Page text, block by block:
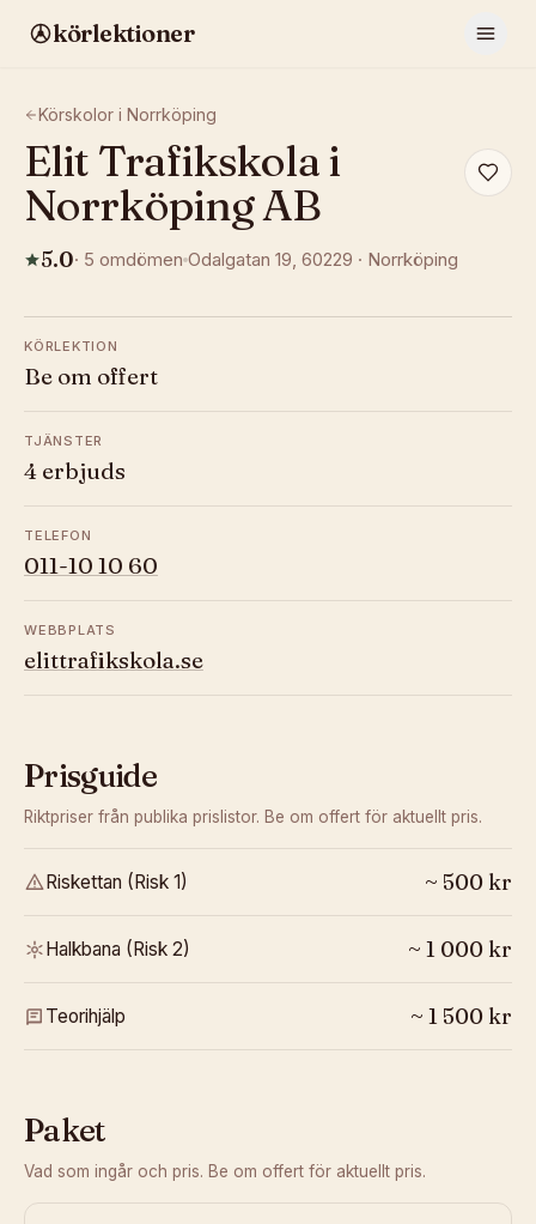
körlektioner
Körskolor i Norrköping
Elit Trafikskola i
Norrköping AB
5.0· 5 omdömen Odalgatan 19, 60229 · Norrköping
KÖRLEKTION
Be om offert
TJÄNSTER
4 erbjuds
TELEFON
011-10 10 60
WEBBPLATS
elittrafikskola.se
Prisguide
Riktpriser från publika prislistor. Be om offert för aktuellt pris.
Riskettan (Risk 1) ~ 500 kr
Halkbana (Risk 2) ~ 1 000 kr
Teorihjälp ~ 1 500 kr
Paket
Vad som ingår och pris. Be om offert för aktuellt pris.